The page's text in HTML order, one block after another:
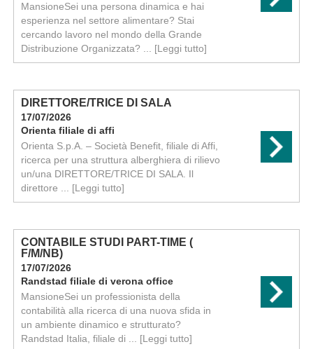
MansioneSei una persona dinamica e hai
esperienza nel settore alimentare? Stai
cercando lavoro nel mondo della Grande
Distribuzione Organizzata? ... [Leggi tutto]
DIRETTORE/TRICE DI SALA
17/07/2026
Orienta filiale di affi
Orienta S.p.A. – Società Benefit, filiale di Affi,
ricerca per una struttura alberghiera di rilievo
un/una DIRETTORE/TRICE DI SALA. Il
direttore ... [Leggi tutto]
CONTABILE STUDI PART-TIME (
F/M/NB)
17/07/2026
Randstad filiale di verona office
MansioneSei un professionista della
contabilità alla ricerca di una nuova sfida in
un ambiente dinamico e strutturato?
Randstad Italia, filiale di ... [Leggi tutto]